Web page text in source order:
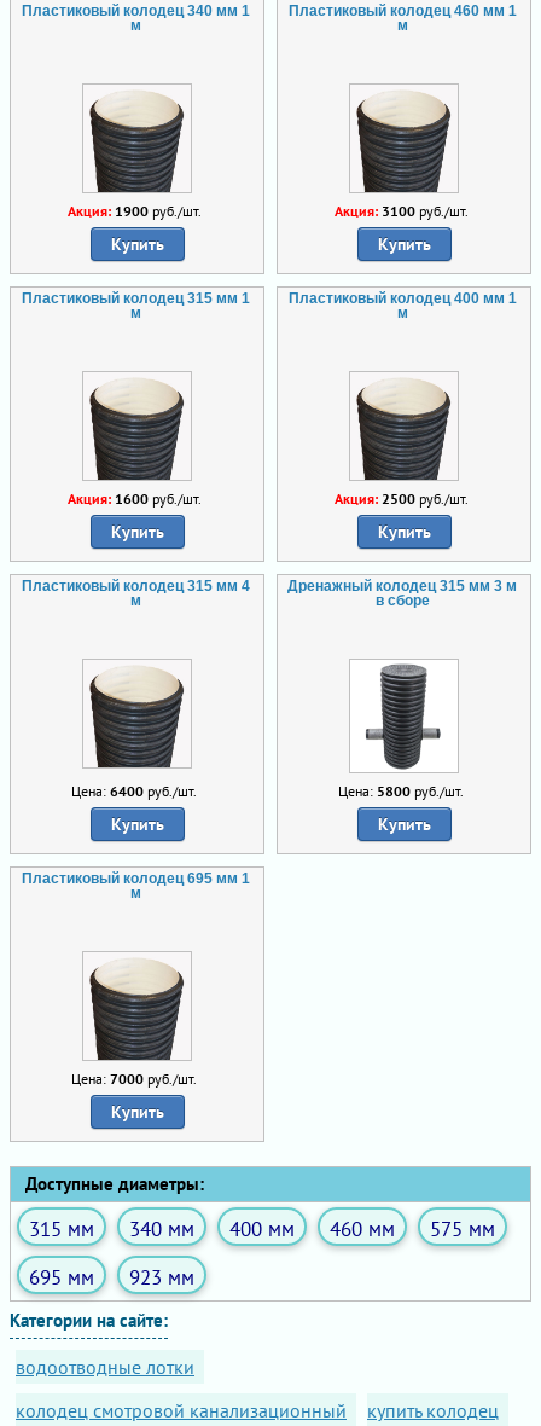
Пластиковый колодец 340 мм 1
м
Акция: 1900руб./шт.
Купить
Пластиковый колодец 460 мм 1
м
Акция: 3100руб./шт.
Купить
Пластиковый колодец 315 мм 1
м
Акция: 1600руб./шт.
Купить
Пластиковый колодец 400 мм 1
м
Акция: 2500руб./шт.
Купить
Пластиковый колодец 315 мм 4
м
Цена: 6400 руб./шт.
Купить
Дренажный колодец 315 мм 3 м
в сборе
Цена: 5800 руб./шт.
Купить
Пластиковый колодец 695 мм 1
м
Цена: 7000 руб./шт.
Купить
Доступные диаметры:
315 мм 340 мм 400 мм 460 мм
575 мм
695 мм
923 мм
Категории на сайте:
водоотводные лотки
колодец смотровой канализационный
купить колодец